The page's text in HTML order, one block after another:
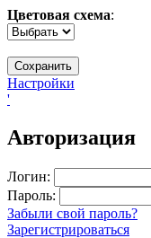
Цветовая схема:
Настройки
'
Авторизация
Логин:
Пароль:
Забыли свой пароль?
Зарегистрироваться